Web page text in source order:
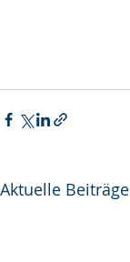
Aktuelle Beiträge